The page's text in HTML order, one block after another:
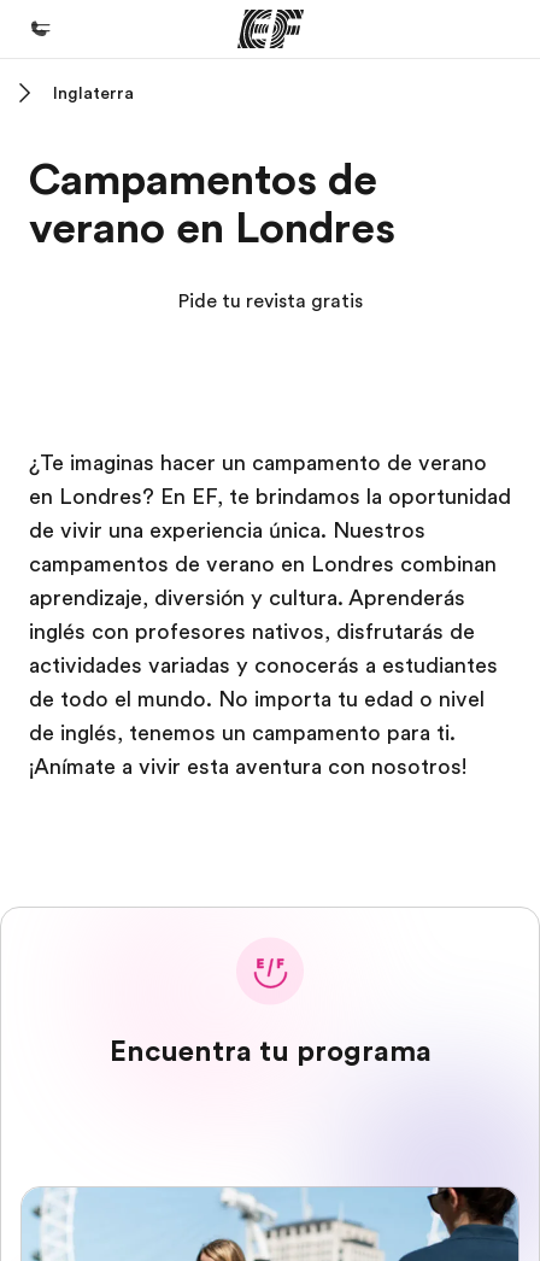
Programas
Ver todo lo que hacemos
Trabajos
Únete al equipo
Inglaterra
Campamentos de
verano en Londres
Pide tu revista gratis
¿Te imaginas hacer un campamento de verano
en Londres? En EF, te brindamos la oportunidad
de vivir una experiencia única. Nuestros
campamentos de verano en Londres combinan
aprendizaje, diversión y cultura. Aprenderás
inglés con profesores nativos, disfrutarás de
actividades variadas y conocerás a estudiantes
de todo el mundo. No importa tu edad o nivel
de inglés, tenemos un campamento para ti.
¡Anímate a vivir esta aventura con nosotros!
Encuentra tu programa